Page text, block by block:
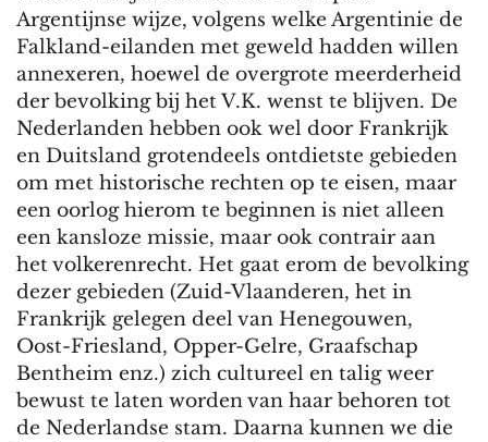
Argentijnse wijze, volgens welke Argentinie de
Falkland-eilanden met geweld hadden willen
annexeren, hoewel de overgrote meerderheid
der bevolking bij het V.K. wenst te blijven. De
Nederlanden hebben ook wel door Frankrijk
en Duitsland grotendeels ontdietste gebieden
om met historische rechten op te eisen, maar
een oorlog hierom te beginnen is niet alleen
een kansloze missie, maar ook contrair aan
het volkerenrecht. Het gaat erom de bevolking
dezer gebieden (Zuid-Vlaanderen, het in
Frankrijk gelegen deel van Henegouwen,
Oost-Friesland, Opper-Gelre, Graafschap
Bentheim enz.) zich cultureel en talig weer
bewust te laten worden van haar behoren tot
de Nederlandse stam. Daarna kunnen we die